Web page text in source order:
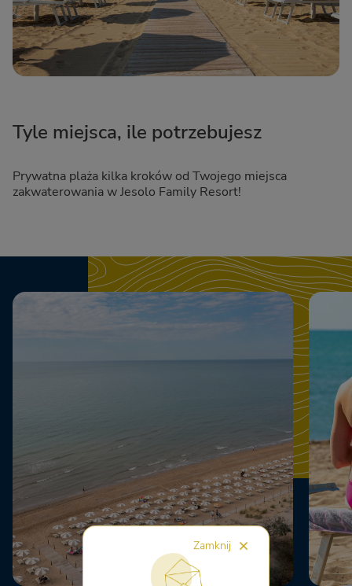
Tyle miejsca, ile potrzebujesz
Prywatna plaża kilka kroków od Twojego miejsca
zakwaterowania w Jesolo Family Resort!
Zamknij